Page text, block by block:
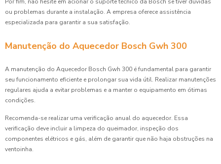
Por fim, não hesite em acionar o suporte técnico da Bosch se tiver dúvidas
ou problemas durante a instalação. A empresa oferece assistência
especializada para garantir a sua satisfação.
Manutenção do Aquecedor Bosch Gwh 300
A manutenção do Aquecedor Bosch Gwh 300 é fundamental para garantir
seu funcionamento eficiente e prolongar sua vida útil. Realizar manutenções
regulares ajuda a evitar problemas e a manter o equipamento em ótimas
condições.
Recomenda-se realizar uma verificação anual do aquecedor. Essa
verificação deve incluir a limpeza do queimador, inspeção dos
componentes elétricos e gás, além de garantir que não haja obstruções na
ventoinha.